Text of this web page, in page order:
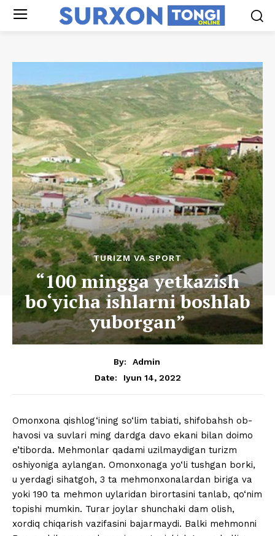
TURIZM VA SPORT
“100 mingga yetkazish
bo‘yicha ishlarni boshlab
yuborgan”
By:
Admin
Date:
Iyun 14, 2022
Omonxona qishlog‘ining so‘lim tabiati, shifobahsh ob-
havosi va suvlari ming dardga davo ekani bilan doimo
e’tiborda. Mehmonlar qadami uzilmaydigan turizm
oshiyoniga aylangan. Omonxonaga yo‘li tushgan borki,
u yerdagi sihatgoh, 3 ta mehmonxonalardan biriga va
yoki 190 ta mehmon uylaridan birortasini tanlab, qo‘nim
topishi mumkin. Turar joylar shunchaki dam olish,
xordiq chiqarish vazifasini bajarmaydi. Balki mehmonni